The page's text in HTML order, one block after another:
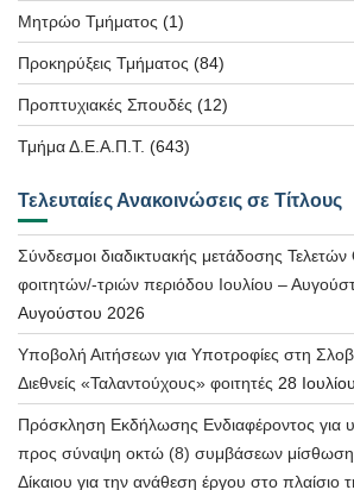
Μητρώο Τμήματος (1)
Προκηρύξεις Τμήματος (84)
Προπτυχιακές Σπουδές (12)
Τμήμα Δ.Ε.Α.Π.Τ. (643)
Τελευταίες Ανακοινώσεις σε Τίτλους
Σύνδεσμοι διαδικτυακής μετάδοσης
φοιτητών/-τριών περιόδου Ιουλίου –
Αυγούστου 2026
Υποβολή Αιτήσεων για Υποτροφίες στη
Διεθνείς «Ταλαντούχους» φοιτητές 28
Πρόσκληση Εκδήλωσης Ενδιαφέροντος για
προς σύναψη οκτώ (8) συμβάσεων μίσθωσης
Δίκαιου για την ανάθεση έργου στο πλαίσιο